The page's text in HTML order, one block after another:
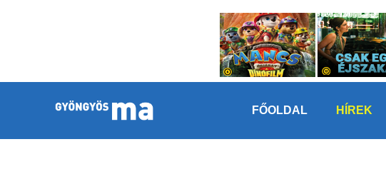
FŐOLDAL HÍREK